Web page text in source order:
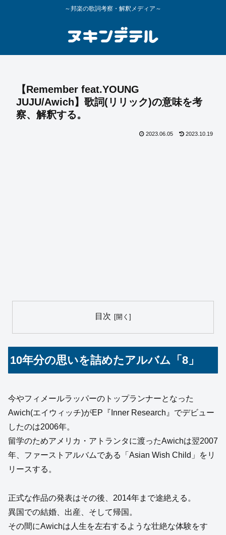
～邦楽の歌詞考察・解釈メディア～
【Remember feat.YOUNG
JUJU/Awich】歌詞(リリック)の意味を考
察、解釈する。
2023.06.05 2023.10.19
目次
10年分の思いを詰めたアルバム「8」
今やフィメールラッパーのトップランナーとなった
Awich(エイウィッチ)がEP『Inner Research』でデビュー
したのは2006年。
留学のためアメリカ・アトランタに渡ったAwichは翌2007
年、ファーストアルバムである「Asian Wish Child」をリ
リースする。
正式な作品の発表はその後、2014年まで途絶える。
異国での結婚、出産、そして帰国。
その間にAwichは人生を左右するような壮絶な体験をす